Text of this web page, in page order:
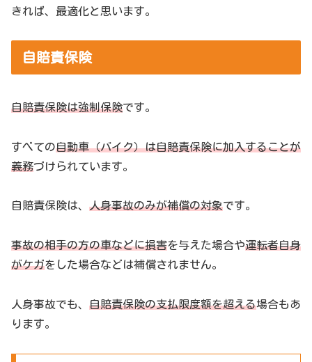
きれば、最適化と思います。
自賠責保険
自賠責保険は強制保険です。
すべての自動車（バイク）は自賠責保険に加入することが
義務づけられています。
自賠責保険は、 人身事故のみが補償の対象です。
事故の相手の方の車などに損害を与えた場合や運転者自身
がケガをした場合などは補償されません。
人身事故でも、 自賠責保険の支払限度額を超える場合もあ
ります。